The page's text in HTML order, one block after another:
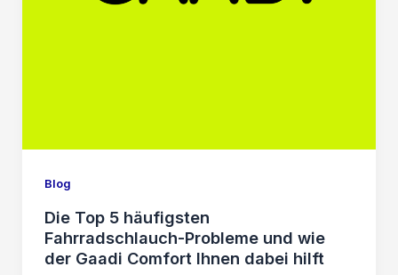
Blog
Die Top 5 häufigsten
Fahrradschlauch-Probleme und wie
der Gaadi Comfort Ihnen dabei hilft